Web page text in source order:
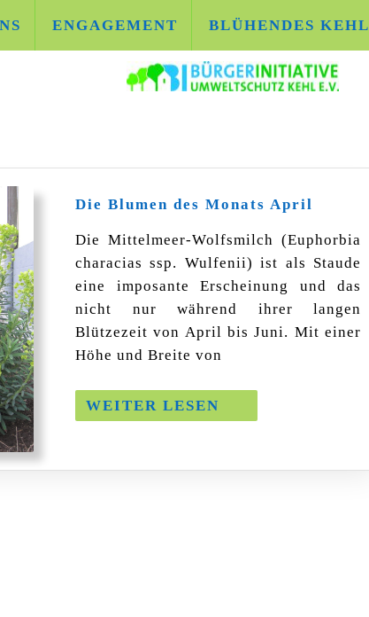
ENGAGEMENT BLÜHENDES KEHL
Die Blumen des Monats April
Monats
April
Die Mittelmeer-Wolfsmilch (Euphorbia
characias ssp. Wulfenii) ist als Staude
eine imposante Erscheinung und das
nicht nur während ihrer langen
Blützezeit von April bis Juni. Mit einer
Höhe und Breite von
WEITER LESEN